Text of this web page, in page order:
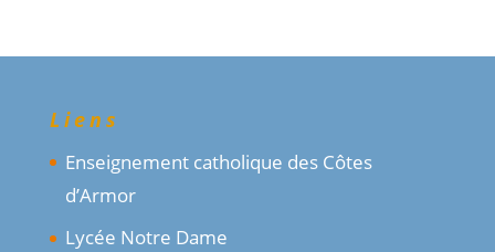
Liens
Enseignement catholique des Côtes
d’Armor
Lycée Notre Dame